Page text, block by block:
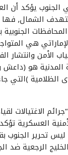
الجنوب يؤكد أن
الشمال,
الجنوبية
هي
الأمن وانتشار
المدنية هو (داعش
الظلامية )التي
الاغتيالات
العسكرية
تحرير الجنوب
الرجعية ضد